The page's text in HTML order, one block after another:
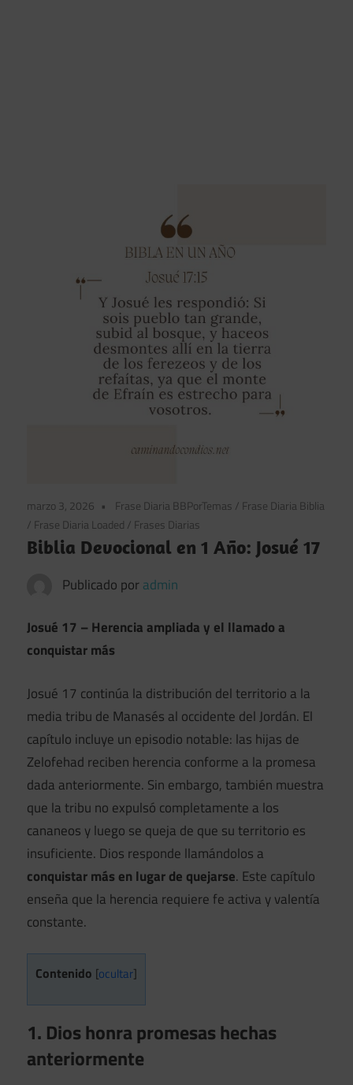
marzo 3, 2026 Frase Diaria BBPorTemas / Frase Diaria Biblia
/ Frase Diaria Loaded / Frases Diarias
Biblia Devocional en 1 Año: Josué 17
Publicado por admin
Josué 17 – Herencia ampliada y el llamado a
conquistar más
Josué 17 continúa la distribución del territorio a la
media tribu de Manasés al occidente del Jordán. El
capítulo incluye un episodio notable: las hijas de
Zelofehad reciben herencia conforme a la promesa
dada anteriormente. Sin embargo, también muestra
que la tribu no expulsó completamente a los
cananeos y luego se queja de que su territorio es
insuficiente. Dios responde llamándolos a
conquistar más en lugar de quejarse. Este capítulo
enseña que la herencia requiere fe activa y valentía
constante.
Contenido [ocultar]
1. Dios honra promesas hechas
anteriormente